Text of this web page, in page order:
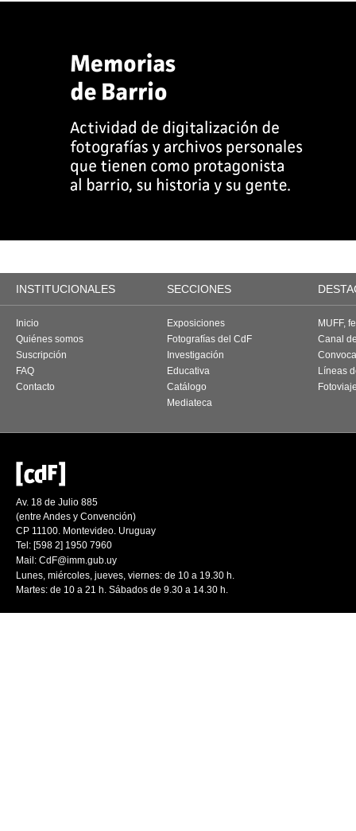
INSTITUCIONALES SECCIONES
Inicio
Quiénes somos
Suscripción
FAQ
Contacto
Exposiciones
Fotografías del CdF
Investigación
Educativa
Catálogo
Mediateca
MUFF,
Canal
Líneas
Av. 18 de Julio 885
(entre Andes y Convención)
CP 11100. Montevideo. Uruguay
Tel: [598 2] 1950 7960
Mail: CdF@imm.gub.uy
Lunes, miércoles, jueves, viernes: de 10 a 19.30 h.
Martes: de 10 a 21 h. Sábados de 9.30 a 14.30 h.